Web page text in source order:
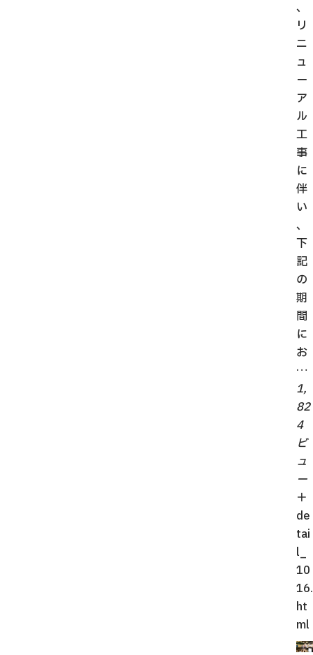
、
リ
ニ
ュ
ー
ア
ル
工
事
に
伴
い
、
下
記
の
期
間
に
お
…
1,
82
4
ビ
ュ
ー
＋
de
tai
l_
10
16.
ht
ml